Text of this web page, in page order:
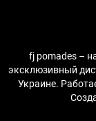
fj pomades –
эксклюзивный
Украине.